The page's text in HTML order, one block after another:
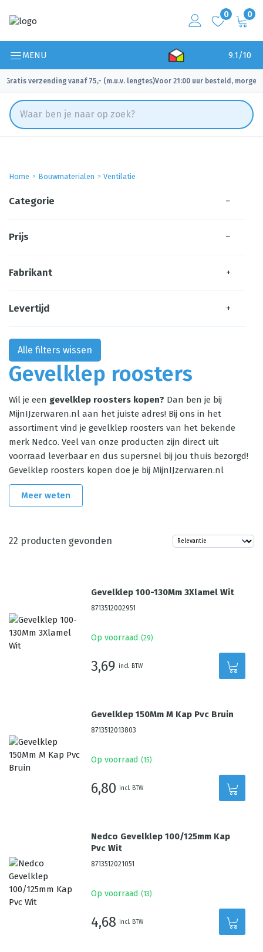
0 0
MENU 9.1/10
Gratis verzending vanaf 75,- (m.u.v. lengtes)
✓ Voor 21:00 uur besteld, morgen
Home Bouwmaterialen Ventilatie
Gevelklep roosters
Wil je een gevelklep roosters kopen? Dan ben je bij
MijnIJzerwaren.nl aan het juiste adres! Bij ons in het
assortiment vind je gevelklep roosters van het bekende
merk Nedco. Veel van onze producten zijn direct uit
voorraad leverbaar en dus supersnel bij jou thuis bezorgd!
Gevelklep roosters kopen doe je bij MijnIJzerwaren.nl
Meer weten
22 producten gevonden
Gevelklep 100-130Mm 3Xlamel Wit
8713512002951
Op voorraad (29)
3,69 incl. BTW
Gevelklep 150Mm M Kap Pvc Bruin
8713512013803
Op voorraad (15)
6,80 incl. BTW
Nedco Gevelklep 100/125mm Kap
Pvc Wit
8713512021051
Op voorraad (13)
4,68 incl. BTW
Categorie −
Prijs −
Fabrikant +
Levertijd +
Alle filters wissen